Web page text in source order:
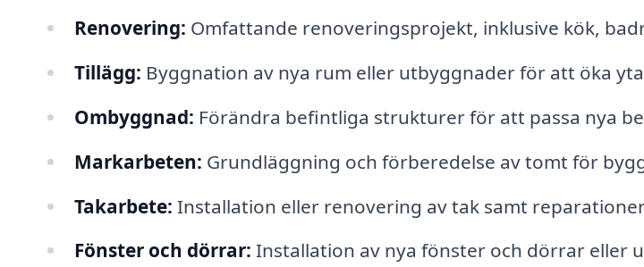
Renovering: Omfattande renoveringsprojekt, inklusive kök,
Tillägg: Byggnation av nya rum eller utbyggnader för att öka
Ombyggnad: Förändra befintliga strukturer för att passa nya
Markarbeten: Grundläggning och förberedelse av tomt för
Takarbete: Installation eller renovering av tak samt
Fönster och dörrar: Installation av nya fönster och dörrar eller